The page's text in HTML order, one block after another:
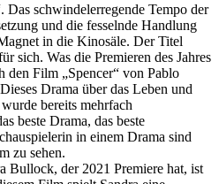
Das schwindelerregende Tempo der
und die fesselnde Handlung
in die Kinosäle. Der Titel
sich. Was die Premieren des Jahres
den Film „Spencer“ von Pablo
Drama über das Leben und
bereits mehrfach
beste Drama, das beste
in einem Drama sind
zu sehen.
Bullock, der 2021 Premiere hat, ist